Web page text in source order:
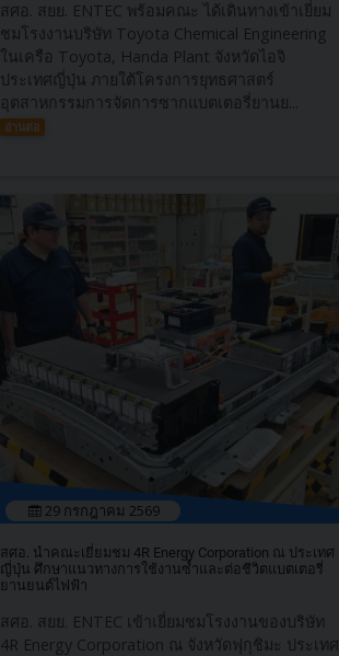
สศอ. สยย. ENTEC พร้อมคณะ ได้เดินทางเข้าเยี่ยม
ชมโรงงานบริษัท Toyota Chemical Engineering
ในเครือ Toyota, Handa Plant จังหวัดไอจิ
ประเทศญี่ปุ่น ภายใต้โครงการยุทธศาสตร์
อุตสาหกรรมการจัดการซากแบตเตอรี่ยานย...
อ่านต่อ
29 กรกฎาคม 2569
สศอ. นำคณะเยี่ยมชม 4R Energy Corporation ณ ประเทศ
ญี่ปุ่น ศึกษาแนวทางการใช้งานซ้ำและต่อชีวิตแบตเตอรี่
ยานยนต์ไฟฟ้า
สศอ. สยย. ENTEC เข้าเยี่ยมชมโรงงานของบริษัท
4R Energy Corporation ณ จังหวัดฟุกุชิมะ ประเทศ